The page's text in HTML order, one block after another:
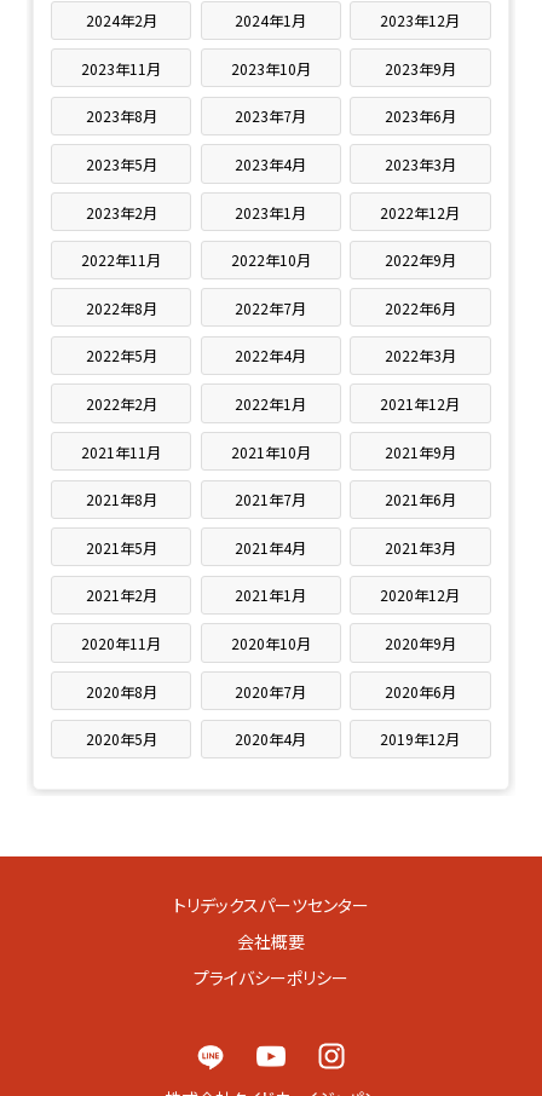
2024年2月 2024年1月 2023年12月
2023年11月 2023年10月 2023年9月
2023年8月 2023年7月 2023年6月
2023年5月 2023年4月 2023年3月
2023年2月 2023年1月 2022年12月
2022年11月 2022年10月 2022年9月
2022年8月 2022年7月 2022年6月
2022年5月 2022年4月 2022年3月
2022年2月 2022年1月 2021年12月
2021年11月 2021年10月 2021年9月
2021年8月 2021年7月 2021年6月
2021年5月 2021年4月 2021年3月
2021年2月 2021年1月 2020年12月
2020年11月 2020年10月 2020年9月
2020年8月 2020年7月 2020年6月
2020年5月 2020年4月 2019年12月
トリデックスパーツセンター
会社概要
プライバシーポリシー